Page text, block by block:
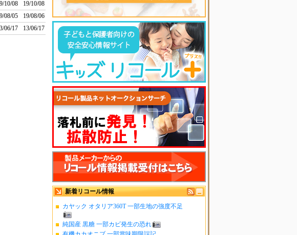
新着リコール情報
カヤック オタリア360T 一部生地の強度不足
純国産 黒糖 一部カビ発生の恐れ
10/08 19/10/08
08/05 19/08/06
06/17 13/06/17